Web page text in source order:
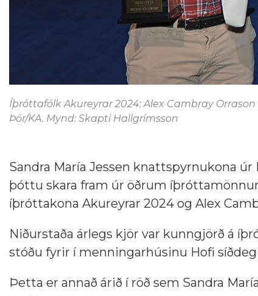
Íþróttafólk Akureyrar 2024: Alex Cambray
Þór/KA. Mynd: Skapti Hallgrímsson
Sandra María Jessen knattspyrnukona
þóttu skara fram úr öðrum
íþróttakona Akureyrar 2024 og Alex
Niðurstaða árlegs kjör var kunngjörð á
stóðu fyrir í menningarhúsinu Hofi
Þetta er annað árið í röð sem Sandra